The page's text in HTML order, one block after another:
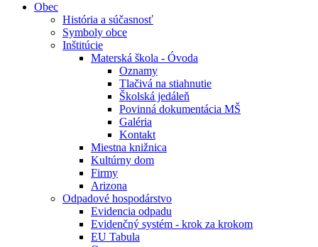
Obec
História a súčasnosť
Symboly obce
Inštitúcie
Materská škola - Óvoda
Oznamy
Tlačivá na stiahnutie
Školská jedáleň
Povinná dokumentácia MŠ
Galéria
Kontakt
Miestna knižnica
Kultúrny dom
Firmy
Arizona
Odpadové hospodárstvo
Evidencia odpadu
Evidenčný systém - krok za krokom
EU Tabula